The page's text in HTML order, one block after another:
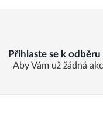
Přihlaste se k
Aby Vám už žádná